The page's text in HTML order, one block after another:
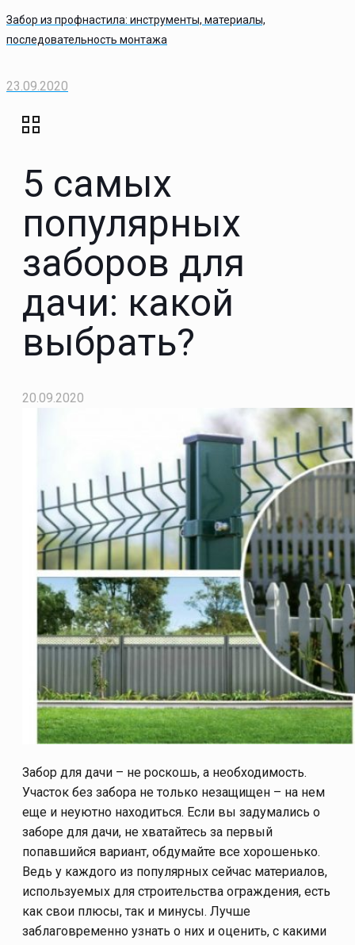
Забор из профнастила: инструменты, материалы,
последовательность монтажа
23.09.2020
5 самых
популярных
заборов для
дачи: какой
выбрать?
20.09.2020
Забор для дачи – не роскошь, а необходимость.
Участок без забора не только незащищен – на нем
еще и неуютно находиться. Если вы задумались о
заборе для дачи, не хватайтесь за первый
попавшийся вариант, обдумайте все хорошенько.
Ведь у каждого из популярных сейчас материалов,
используемых для строительства ограждения, есть
как свои плюсы, так и минусы. Лучше
заблаговременно узнать о них и оценить, с какими